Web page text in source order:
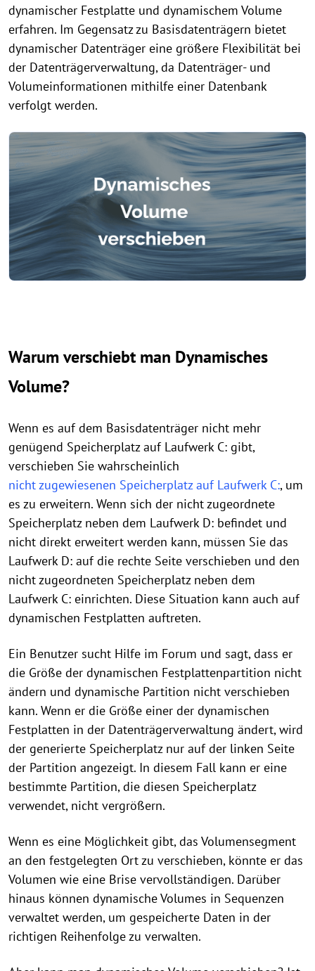
dynamischer Festplatte und dynamischem Volume
erfahren. Im Gegensatz zu Basisdatenträgern bietet
dynamischer Datenträger eine größere Flexibilität bei
der Datenträgerverwaltung, da Datenträger- und
Volumeinformationen mithilfe einer Datenbank
verfolgt werden.
Warum verschiebt man Dynamisches
Volume?
Wenn es auf dem Basisdatenträger nicht mehr
genügend Speicherplatz auf Laufwerk C: gibt,
verschieben Sie wahrscheinlich
nicht zugewiesenen Speicherplatz auf Laufwerk C:, um
es zu erweitern. Wenn sich der nicht zugeordnete
Speicherplatz neben dem Laufwerk D: befindet und
nicht direkt erweitert werden kann, müssen Sie das
Laufwerk D: auf die rechte Seite verschieben und den
nicht zugeordneten Speicherplatz neben dem
Laufwerk C: einrichten. Diese Situation kann auch auf
dynamischen Festplatten auftreten.
Ein Benutzer sucht Hilfe im Forum und sagt, dass er
die Größe der dynamischen Festplattenpartition nicht
ändern und dynamische Partition nicht verschieben
kann. Wenn er die Größe einer der dynamischen
Festplatten in der Datenträgerverwaltung ändert, wird
der generierte Speicherplatz nur auf der linken Seite
der Partition angezeigt. In diesem Fall kann er eine
bestimmte Partition, die diesen Speicherplatz
verwendet, nicht vergrößern.
Wenn es eine Möglichkeit gibt, das Volumensegment
an den festgelegten Ort zu verschieben, könnte er das
Volumen wie eine Brise vervollständigen. Darüber
hinaus können dynamische Volumes in Sequenzen
verwaltet werden, um gespeicherte Daten in der
richtigen Reihenfolge zu verwalten.